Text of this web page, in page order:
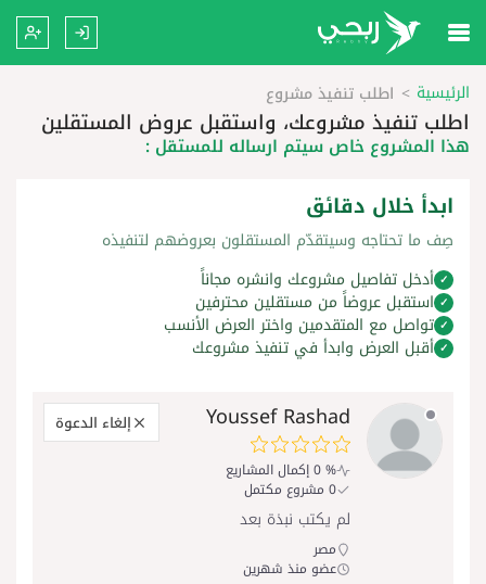
الرئيسية اطلب تنفيذ مشروع
اطلب تنفيذ مشروعك، واستقبل عروض المستقلين
هذا المشروع خاص سيتم ارساله للمستقل :
إلغاء الدعوة Youssef Rashad
% 0 إكمال المشاريع
0 مشروع مكتمل
لم يكتب نبذة بعد
مصر
عضو منذ شهرين
ابدأ خلال دقائق
صِف ما تحتاجه وسيتقدّم المستقلون بعروضهم لتنفيذه
✓ أدخل تفاصيل مشروعك وانشره مجاناً
✓ استقبل عروضاً من مستقلين محترفين
✓ تواصل مع المتقدمين واختر العرض الأنسب
✓ أقبل العرض وابدأ في تنفيذ مشروعك